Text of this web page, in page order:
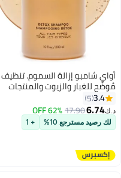
أواي شامبو إزالة السموم. تنظيف
مُوضِّح للغبار والزيوت والمنتجات
وتراكم المياه الصلبة. عود إلى شعر
نظيف للغاية وناعم ومنعش. خالٍ من
مل).
3.4
5
د.ك‏6.74
17.90
62% OFF
لك رصيد مسترجع 10% + 1